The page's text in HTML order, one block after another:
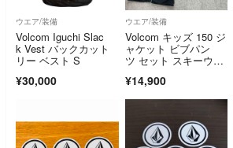
ウエア/装備
Volcom Iguchi Slac
k Vest バックカット
リー ベスト S
¥30,000
ウエア/装備
Volcom キッズ 150 ジ
ャケット ビブパン
ツ セット スキーウェ
¥14,900